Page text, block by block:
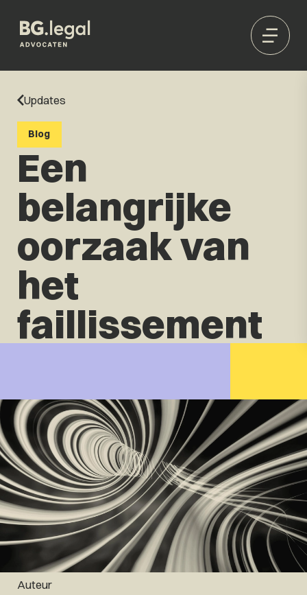
Updates
Blog
Een
belangrijke
oorzaak van
het
faillissement
Auteur